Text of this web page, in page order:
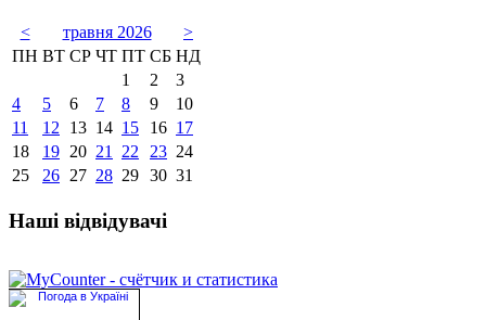
< травня 2026
>
ПН ВТ СР ЧТ ПТ СБ НД
1
2
3
4
5 6 7 8 9
10
11
12 13 14 15 16 17
18
19 20 21 22 23 24
25
26 27 28 29 30 31
Наші відвідувачі